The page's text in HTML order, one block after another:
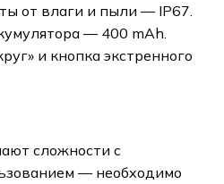
от влаги и пыли — IP67.
— 400 mAh.
и кнопка экстренного
сложности с
— необходимо